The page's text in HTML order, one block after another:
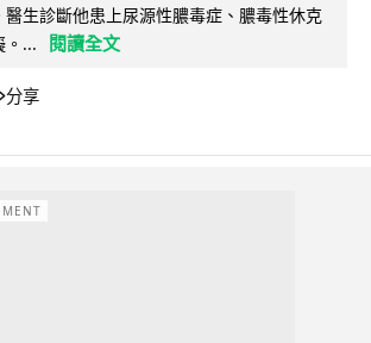
生診斷他患上尿源性膿毒症、膿毒性休克
。...
閱讀全文
分享